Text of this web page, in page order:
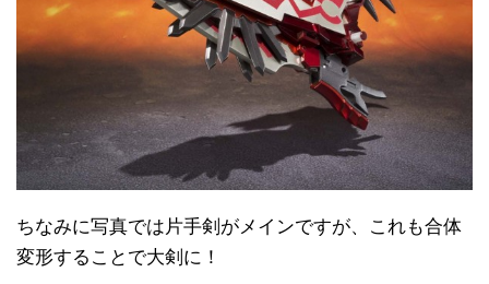
ちなみに写真では片手剣がメインですが、これも合体
変形することで大剣に！